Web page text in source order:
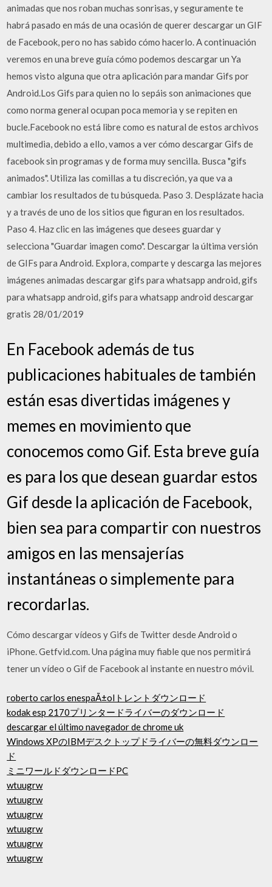
animadas que nos roban muchas sonrisas, y seguramente te
habrá pasado en más de una ocasión de querer descargar un GIF
de Facebook, pero no has sabido cómo hacerlo. A continuación
veremos en una breve guía cómo podemos descargar un Ya
hemos visto alguna que otra aplicación para mandar Gifs por
Android.Los Gifs para quien no lo sepáis son animaciones que
como norma general ocupan poca memoria y se repiten en
bucle.Facebook no está libre como es natural de estos archivos
multimedia, debido a ello, vamos a ver cómo descargar Gifs de
facebook sin programas y de forma muy sencilla. Busca "gifs
animados". Utiliza las comillas a tu discreción, ya que va a
cambiar los resultados de tu búsqueda. Paso 3. Desplázate hacia
y a través de uno de los sitios que figuran en los resultados.
Paso 4. Haz clic en las imágenes que desees guardar y
selecciona "Guardar imagen como". Descargar la última versión
de GIFs para Android. Explora, comparte y descarga las mejores
imágenes animadas descargar gifs para whatsapp android, gifs
para whatsapp android, gifs para whatsapp android descargar
gratis 28/01/2019
En Facebook además de tus
publicaciones habituales de también
están esas divertidas imágenes y
memes en movimiento que
conocemos como Gif. Esta breve guía
es para los que desean guardar estos
Gif desde la aplicación de Facebook,
bien sea para compartir con nuestros
amigos en las mensajerías
instantáneas o simplemente para
recordarlas.
Cómo descargar vídeos y Gifs de Twitter desde Android o
iPhone. Getfvid.com. Una página muy fiable que nos permitirá
tener un vídeo o Gif de Facebook al instante en nuestro móvil.
roberto carlos enespaÃ±olトレントダウンロード
kodak esp 2170プリンタードライバーのダウンロード
descargar el último navegador de chrome uk
Windows XPのIBMデスクトップドライバーの無料ダウンロー
ド
ミニワールドダウンロードPC
wtuugrw
wtuugrw
wtuugrw
wtuugrw
wtuugrw
wtuugrw